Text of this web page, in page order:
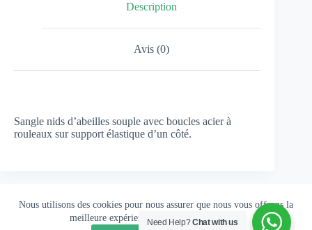
Nous utilisons des cookies pour nous assurer que nous vous offrons la
meilleure expérience possible sur notre site.
Description
Avis (0)
Sangle nids d’abeilles souple avec boucles acier à
rouleaux sur support élastique d’un côté.
Need Help?Chat with us